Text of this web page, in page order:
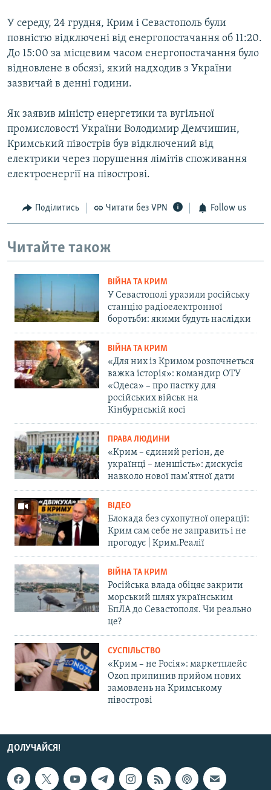
У середу, 24 грудня, Крим і Севастополь були
повністю відключені від енергопостачання об 11:20.
До 15:00 за місцевим часом енергопостачання було
відновлене в обсязі, який надходив з України
зазвичай в денні години.
Як заявив міністр енергетики та вугільної
промисловості України Володимир Демчишин,
Кримський півострів був відключений від
електрики через порушення лімітів споживання
електроенергії на півострові.
Поділитись Читати без VPN Follow us
Читайте також
ВІЙНА ТА КРИМ
У Севастополі уразили російську
станцію радіоелектронної
боротьби: якими будуть наслідки
ВІЙНА ТА КРИМ
«Для них із Кримом розпочнеться
важка історія»: командир ОТУ
«Одеса» – про пастку для
російських військ на
Кінбурнській косі
ПРАВА ЛЮДИНИ
«Крим – єдиний регіон, де
українці – меншість»: дискусія
навколо нової пам'ятної дати
ВІДЕО
Блокада без сухопутної операції:
Крим сам себе не заправить і не
прогодує | Крим.Реалії
ВІЙНА ТА КРИМ
Російська влада обіцяє закрити
морський шлях українським
БпЛА до Севастополя. Чи реально
це?
СУСПІЛЬСТВО
«Крим – не Росія»: маркетплейс
Ozon припинив прийом нових
замовлень на Кримському
півострові
ДОЛУЧАЙСЯ!